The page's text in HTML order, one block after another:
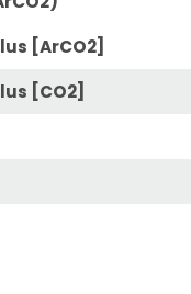
[ArCO2]
[CO2]